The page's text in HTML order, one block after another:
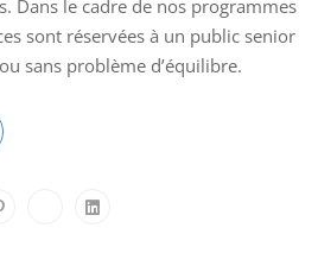
Dans le cadre de nos programmes
sont réservées à un public senior
sans problème d’équilibre.